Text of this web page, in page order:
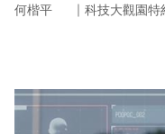
何楷平 ｜ 科技大觀園特